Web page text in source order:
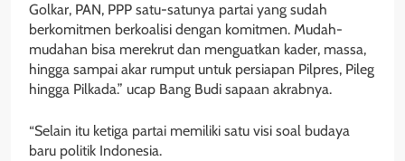
Golkar, PAN, PPP satu-satunya partai yang sudah
berkomitmen berkoalisi dengan komitmen. Mudah-
mudahan bisa merekrut dan menguatkan kader, massa,
hingga sampai akar rumput untuk persiapan Pilpres, Pileg
hingga Pilkada.” ucap Bang Budi sapaan akrabnya.
“Selain itu ketiga partai memiliki satu visi soal budaya
baru politik Indonesia.